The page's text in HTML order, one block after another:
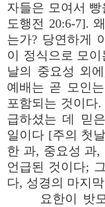
자들은 모여서
도행전 20:6-7].
는가? 당연하게
이 정식으로 모
날의 중요성 외
예배는 곧 모인
포함되는 것이다
급하셨는 데 믿
일이다 [주의 첫
한 과, 중요성 과
언급된 것이다;
다, 성경의 마지
요한이 밧